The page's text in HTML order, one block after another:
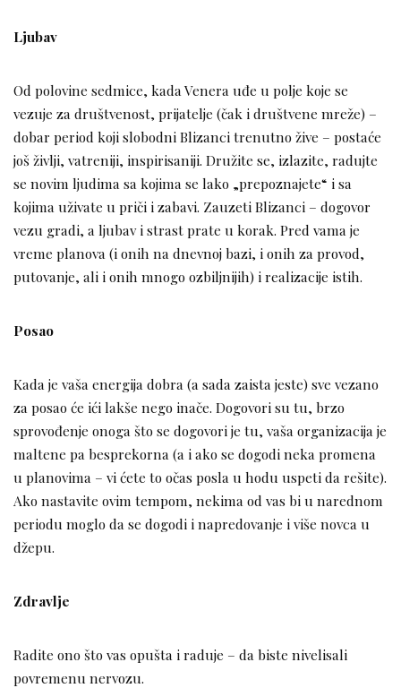
Ljubav
Od polovine sedmice, kada Venera uđe u polje koje se
vezuje za društvenost, prijatelje (čak i društvene mreže) –
dobar period koji slobodni Blizanci trenutno žive – postaće
još življi, vatreniji, inspirisaniji. Družite se, izlazite, radujte
se novim ljudima sa kojima se lako „prepoznajete“ i sa
kojima uživate u priči i zabavi. Zauzeti Blizanci – dogovor
vezu gradi, a ljubav i strast prate u korak. Pred vama je
vreme planova (i onih na dnevnoj bazi, i onih za provod,
putovanje, ali i onih mnogo ozbiljnijih) i realizacije istih.
Posao
Kada je vaša energija dobra (a sada zaista jeste) sve vezano
za posao će ići lakše nego inače. Dogovori su tu, brzo
sprovođenje onoga što se dogovori je tu, vaša organizacija je
maltene pa besprekorna (a i ako se dogodi neka promena
u planovima – vi ćete to očas posla u hodu uspeti da rešite).
Ako nastavite ovim tempom, nekima od vas bi u narednom
periodu moglo da se dogodi i napredovanje i više novca u
džepu.
Zdravlje
Radite ono što vas opušta i raduje – da biste nivelisali
povremenu nervozu.